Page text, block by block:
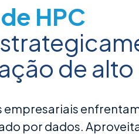
HPC
de
empresariais
por dados.